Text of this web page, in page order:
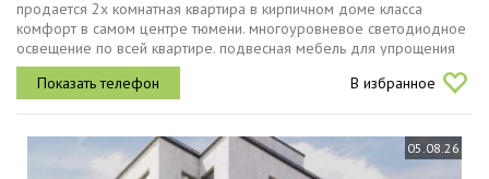
продается 2х комнатная квартира в кирпичном доме класса
комфорт в самом центре тюмени. многоуровневое светодиодное
освещение по всей квартире. подвесная мебель для упрощения
работы роботом пылесосом. видеодомофон на лестничную
площадку и во двор....
В избранное
05.08.26